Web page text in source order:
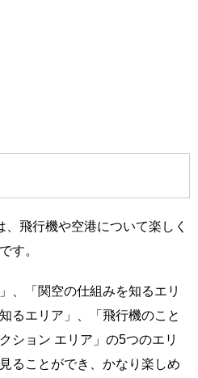
飛行機や空港について楽しく
す。
、「関空の仕組みを知るエリ
るエリア」、「飛行機のこと
ション エリア」の5つのエリ
ることができ、かなり楽しめ